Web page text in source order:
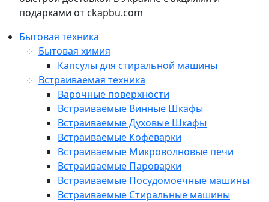
подарками от ckapbu.com
Бытовая техника
Бытовая химия
Капсулы для стиральной машины
Встраиваемая техника
Варочные поверхности
Встраиваемые Винные Шкафы
Встраиваемые Духовые Шкафы
Встраиваемые Кофеварки
Встраиваемые Микроволновые печи
Встраиваемые Пароварки
Встраиваемые Посудомоечные машины
Встраиваемые Стиральные машины